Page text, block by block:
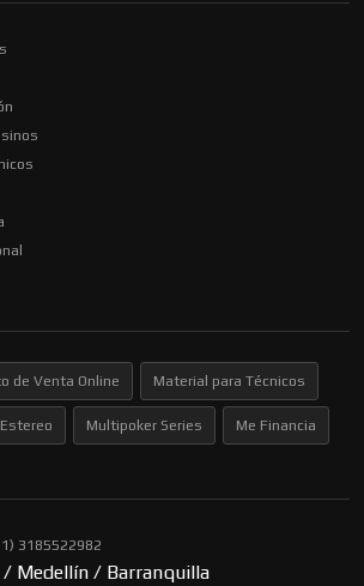
de Venta Online Material para Técnicos
Multipoker Series Me Financia
3185522982
/ Medellín / Barranquilla